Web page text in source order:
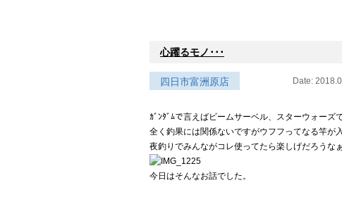
心躍るモノ･･･
四日市富洲原店 Date:
ｶﾞﾝﾀﾞﾑで言えばビームサーベル、スターウォーズ
全く釣果には関係ないですがウフフってなる竿が
夜釣りでみんながコレ使ってたら楽しげだろうな
今日はそんなお話でした。